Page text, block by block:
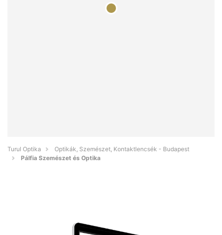
Turul Optika
Optikák, Szemészet, Kontaktlencsék - Budapest
Pálfia Szemészet és Optika